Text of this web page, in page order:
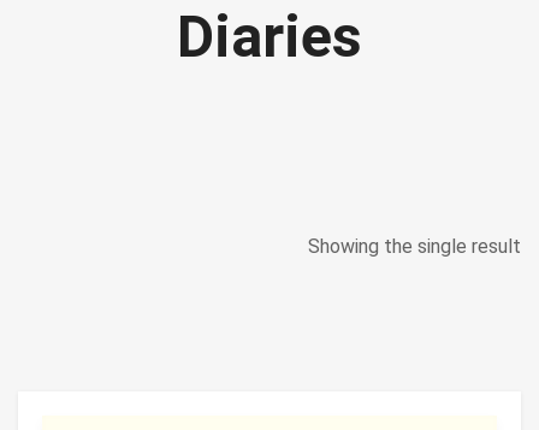
Diaries
Showing the single result